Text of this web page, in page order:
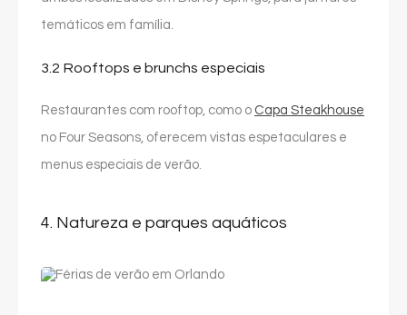
temáticos em família.
3.2 Rooftops e brunchs especiais
Restaurantes com rooftop, como o Capa Steakhouse
no Four Seasons, oferecem vistas espetaculares e
menus especiais de verão.
4. Natureza e parques aquáticos